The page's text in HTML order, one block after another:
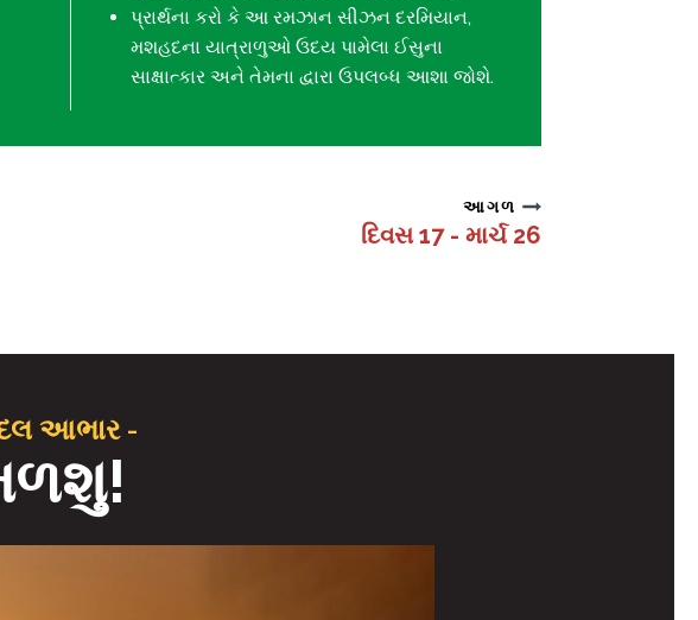
પ્રાર્થના કરો કે આ રમઝાન સીઝન દરમિયાન,
મશહદના યાત્રાળુઓ ઉદય પામેલા ઈસુના
સાક્ષાત્કાર અને તેમના દ્વારા ઉપલબ્ધ આશા જોશે.
આગળ
દિવસ 17 - માર્ચ 26
આભાર -